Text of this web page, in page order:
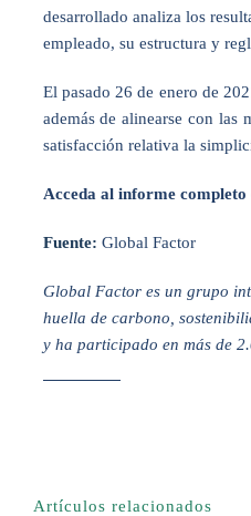
desarrollado analiza los
empleado, su estructura y
El pasado 26 de enero de
además de alinearse con las
satisfacción relativa la
Acceda al informe completo
Fuente: Global Factor
Global Factor es un grupo
huella de carbono,
y ha participado en más de
Artículos relacionados